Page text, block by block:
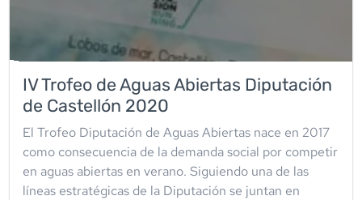
IV Trofeo de Aguas Abiertas Diputación
de Castellón 2020
El Trofeo Diputación de Aguas Abiertas nace en 2017
como consecuencia de la demanda social por competir
en aguas abiertas en verano. Siguiendo una de las
líneas estratégicas de la Diputación se juntan en